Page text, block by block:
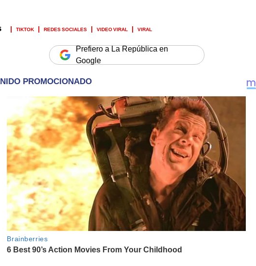
TIKTOK REDES SOCIALES VIDEO VIRAL VIRAL
Prefiero a La República en
Google